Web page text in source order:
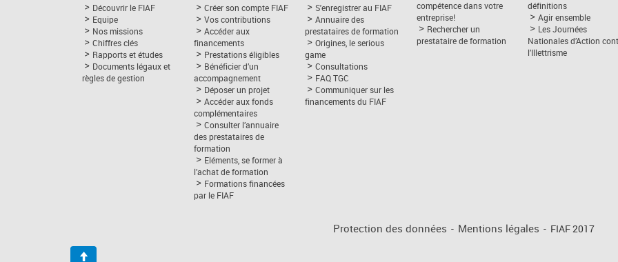
Découvrir le FIAF
Equipe
Nos missions
Chiffres clés
Rapports et études
Documents légaux et
règles de gestion
Créer son compte FIAF
Vos contributions
Accéder aux
financements
Prestations éligibles
Bénéficier d’un
accompagnement
Déposer un projet
Accéder aux fonds
complémentaires
Consulter l’annuaire
des prestataires de
formation
Eléments, se former à
l’achat de formation
Formations financées
par le FIAF
S'enregistrer au FIAF
Annuaire des
prestataires de formation
Origines, le serious
game
Consultations
FAQ TGC
Communiquer sur les
financements du FIAF
compétence dans votre
entreprise!
Rechercher un
prestataire de formation
définitions
Agir ensemble
Les Journées
Nationales d’Action
l’Illettrisme
Protection des données - Mentions légales - FIAF 2017